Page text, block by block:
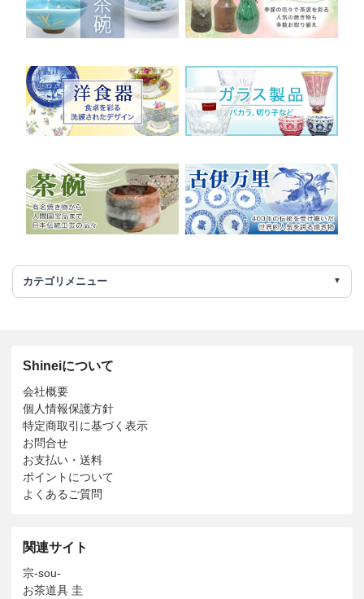
カテゴリメニュー
Shineiについて
会社概要
個人情報保護方針
特定商取引に基づく表示
お問合せ
お支払い・送料
ポイントについて
よくあるご質問
関連サイト
宗-sou-
お茶道具 圭